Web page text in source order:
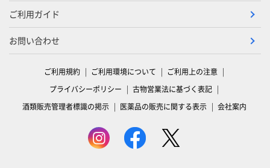
ご利用ガイド
お問い合わせ
ご利用規約 ご利用環境について
ご利用上の注意
プライバシーポリシー
古物営業法に基づく表記
酒類販売管理者標識の掲示
医薬品の販売に関する表示 会社案内